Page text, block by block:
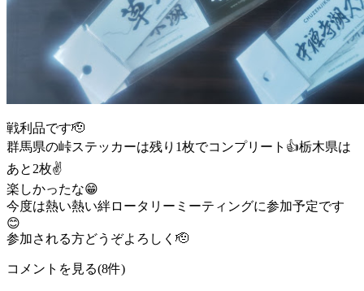
戦利品です🫡
群馬県の峠ステッカーは残り1枚でコンプリート👍栃木県は
あと2枚✌️
楽しかったな😁
今度は熱い熱い絆ロータリーミーティングに参加予定です
😊
参加される方どうぞよろしく🫡
コメントを見る(8件)